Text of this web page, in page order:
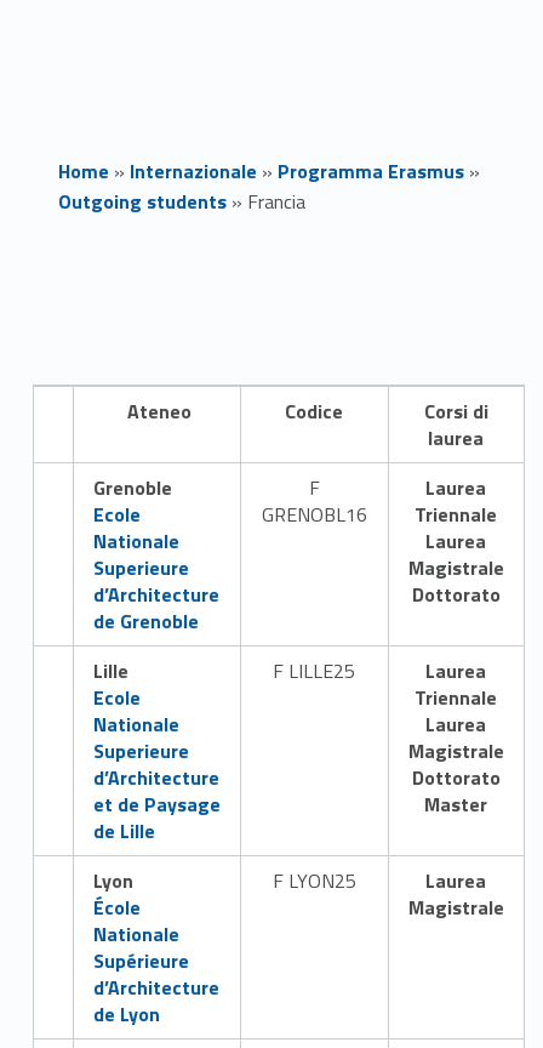
Home » Internazionale » Programma Erasmus»
Outgoing students» Francia
a
c
Ateneo Codice
Corsi di
laurea
Grenoble
Link identifier #identifier__149501-1
Ecole
Nationale
Superieure
d’Architecture
de Grenoble
F
GRENOBL16
Laurea
Triennale
Laurea
Magistrale
Dottorato
Lille
Link identifier #identifier__124483-2
Ecole
Nationale
Superieure
d’Architecture
et de Paysage
de Lille
F LILLE25
Laurea
Triennale
Laurea
Magistrale
Dottorato
Master
Lyon
Link identifier #identifier__79709-3
École
Nationale
Supérieure
d’Architecture
de Lyon
F LYON25
Laurea
Magistrale